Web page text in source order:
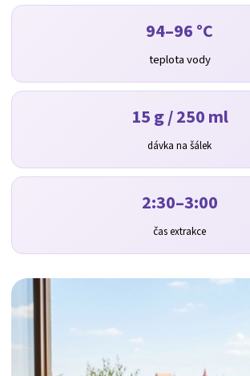
94–96 °C
teplota vody
15 g / 250 ml
dávka na šálek
2:30–3:00
čas extrakce